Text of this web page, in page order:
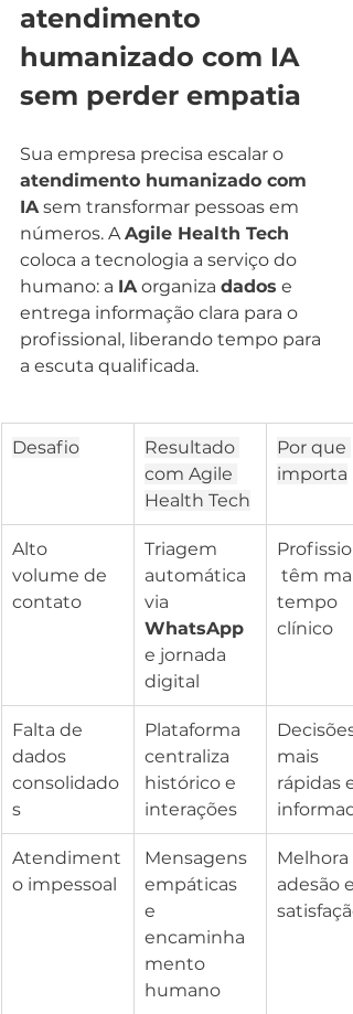
atendimento
humanizado com IA
sem perder empatia
Sua empresa precisa escalar o
atendimento humanizado com
IA sem transformar pessoas em
números. A Agile Health Tech
coloca a tecnologia a serviço do
humano: a IA organiza dados e
entrega informação clara para o
profissional, liberando tempo para
a escuta qualificada.
Desafio
Resultado
com Agile
Health Tech
Por que
importa
Alto
volume de
contato
Triagem
automática
via
WhatsApp
e jornada
digital
têm
tempo
clínico
Falta de
dados
consolidado
s
Plataforma
centraliza
histórico e
interações
Decisões
mais
rápidas e
Atendiment
o impessoal
Mensagens
empáticas
e
encaminha
mento
humano
Melhora
adesão e
satisfação